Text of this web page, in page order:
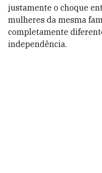
justamente o choque
mulheres da mesma
completamente
independência.